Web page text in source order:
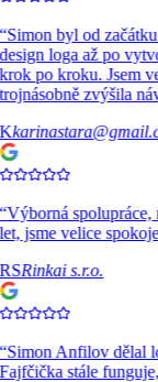
Simon byl od
loga až po
po kroku. Jsem
zvýšila
Výborná spolupráce,
jsme velice
Rinkai s.r.o.
Simon Anfilov dělal
stále